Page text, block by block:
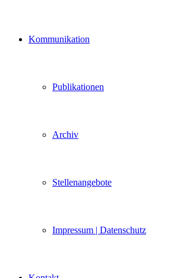
Kommunikation
Publikationen
Archiv
Stellenangebote
Impressum | Datenschutz